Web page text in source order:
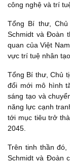
công nghệ và trí
Tổng Bí thư,
Schmidt và Đoàn
quan của Việt
vực trí tuệ nhân
Tổng Bí thư, Chủ
đổi mới mô hình
sáng tạo và
năng lực cạnh
tới mục tiêu trở
2045.
Trên tinh thần
Schmidt và Đoàn